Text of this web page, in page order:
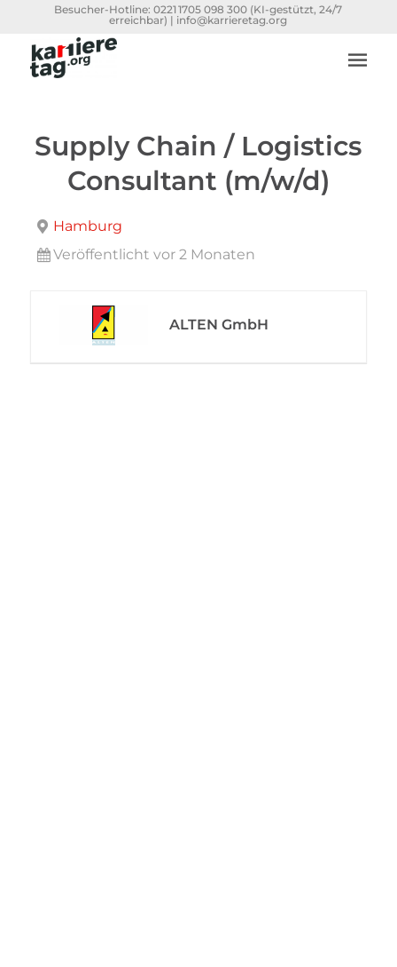
Besucher-Hotline:0221 1705 098 300 (KI-gestützt, 24/7
erreichbar) | info@karrieretag.org
Supply Chain / Logistics
Consultant (m/w/d)
Hamburg
Veröffentlicht vor 2 Monaten
ALTEN GmbH